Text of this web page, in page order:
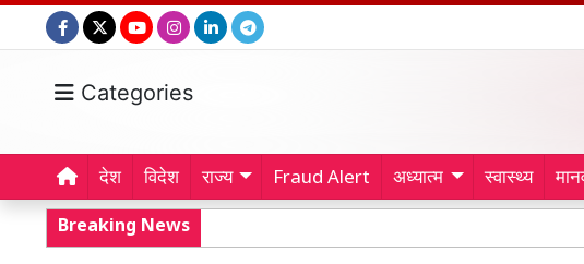
Categories
देश विदेश राज्य Fraud Alert अध्यात्म स्वास्थ्य
Breaking News